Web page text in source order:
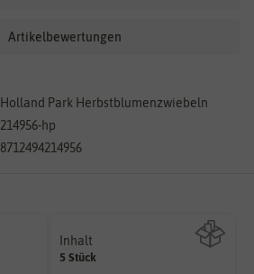
Artikelbewertungen
Holland Park Herbstblumenzwiebeln
214956-hp
8712494214956
Inhalt
5 StückWie viel ist enthalten